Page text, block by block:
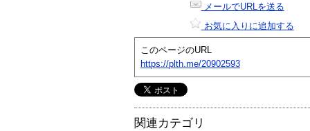
メールでURLを送る
お気に入りに追加する
このページのURL
https://plth.me/20902593
関連カテゴリ